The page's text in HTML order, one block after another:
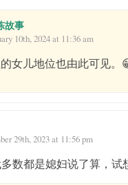
故事
10th, 2024 at 11:36 am
女儿地位也由此可见。
29th, 2023 at 11:56 pm
数都是媳妇说了算，